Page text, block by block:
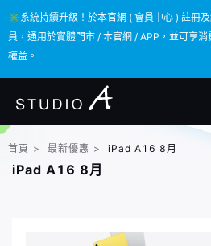
✳️系統持續升級！於本官網 ( 會員中心 ) 註冊
員，通用於實體門市 / 本官網 / APP，並可享
權益。
✳️系統持續升級！於本官網 ( 會員中心 ) 註冊
員，通用於實體門市 / 本官網 / APP，並可享
權益。
首頁 > 最新優惠 > iPad A16 8月
iPad A16 8月